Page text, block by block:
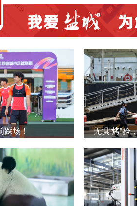
踩场！ 无惧“烤”验